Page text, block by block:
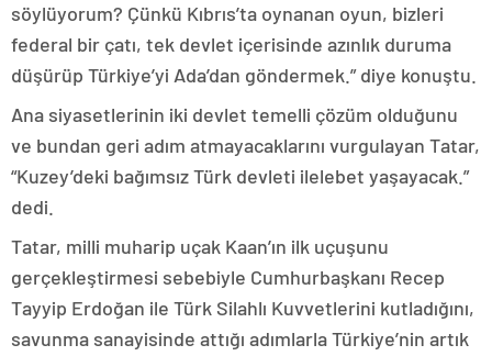
söylüyorum? Çünkü Kıbrıs’ta oynanan oyun, bizleri
federal bir çatı, tek devlet içerisinde azınlık duruma
düşürüp Türkiye’yi Ada’dan göndermek.” diye konuştu.
Ana siyasetlerinin iki devlet temelli çözüm olduğunu
ve bundan geri adım atmayacaklarını vurgulayan Tatar,
“Kuzey’deki bağımsız Türk devleti ilelebet yaşayacak.”
dedi.
Tatar, milli muharip uçak Kaan’ın ilk uçuşunu
gerçekleştirmesi sebebiyle Cumhurbaşkanı Recep
Tayyip Erdoğan ile Türk Silahlı Kuvvetlerini kutladığını,
savunma sanayisinde attığı adımlarla Türkiye’nin artık